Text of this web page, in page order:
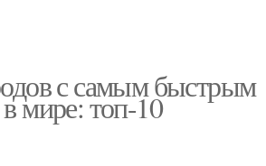
с самым быстрым
мире: топ-10